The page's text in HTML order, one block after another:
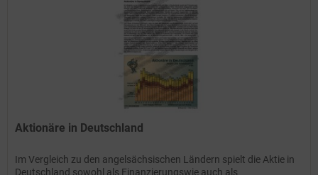
Aktionäre in Deutschland
Im Vergleich zu den angelsächsischen Ländern spielt die Aktie in
Deutschland sowohl als Finanzierungswie auch als